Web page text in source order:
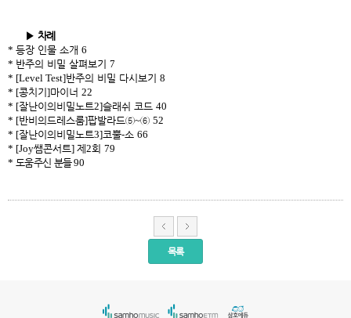
▶ 차례
* 등장 인물 소개 6
* 반주의 비밀 살펴보기 7
* [Level Test]반주의 비밀 다시보기 8
* [콩치기 ]마이너 22
* [잘난이의비밀노트2]슬래쉬 코드 40
* [반비의드레스룸]팝발라드⑤~⑥ 52
* [잘난이의비밀노트3]코뿔-소 66
* [Joy쌤콘서트] 제 2회 79
* 도움주신 분들 90
목록